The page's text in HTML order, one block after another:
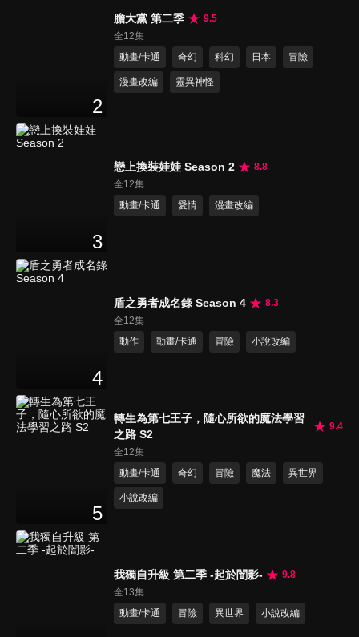
2
膽大黨 第二季
9.5
全12集
動畫/卡通
奇幻 科幻 日本 冒險
漫畫改編 靈異神怪
3
戀上換裝娃娃 Season 2
8.8
全12集
動畫/卡通
愛情 漫畫改編
4
盾之勇者成名錄 Season 4
8.3
全12集
動作
動畫/卡通 冒險 小說改編
5
轉生為第七王子，隨心所欲的魔法學習
之路 S2
9.4
全12集
動畫/卡通
奇幻 冒險 魔法 異世界
小說改編
我獨自升級 第二季 -起於闇影-
9.8
全13集
動畫/卡通
冒險 異世界 小說改編